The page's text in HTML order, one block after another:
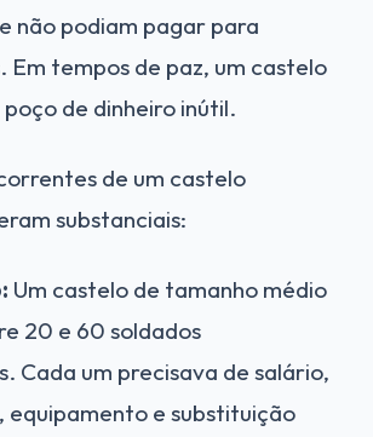
não podiam pagar para
Em tempos de paz, um castelo
de dinheiro inútil.
de um castelo
substanciais:
Um castelo de tamanho médio
20 e 60 soldados
Cada um precisava de salário,
equipamento e substituição